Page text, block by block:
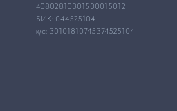
40802810301500015012
БИК: 044525104
к/с: 30101810745374525104